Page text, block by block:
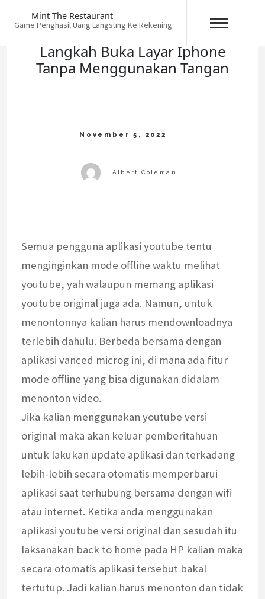
Mint The Restaurant
Game Penghasil Uang Langsung Ke Rekening
Langkah Buka Layar Iphone
Tanpa Menggunakan Tangan
Semua pengguna aplikasi youtube tentu
menginginkan mode offline waktu melihat
youtube, yah walaupun memang aplikasi
youtube original juga ada. Namun, untuk
menontonnya kalian harus mendownloadnya
terlebih dahulu. Berbeda bersama dengan
aplikasi vanced microg ini, di mana ada fitur
mode offline yang bisa digunakan didalam
menonton video.
Jika kalian menggunakan youtube versi
original maka akan keluar pemberitahuan
untuk lakukan update aplikasi dan terkadang
lebih-lebih secara otomatis memperbarui
aplikasi saat terhubung bersama dengan wifi
atau internet. Ketika anda menggunakan
aplikasi youtube versi original dan sesudah itu
laksanakan back to home pada HP kalian maka
secara otomatis aplikasi tersebut bakal
tertutup. Jadi kalian harus menonton dan tidak